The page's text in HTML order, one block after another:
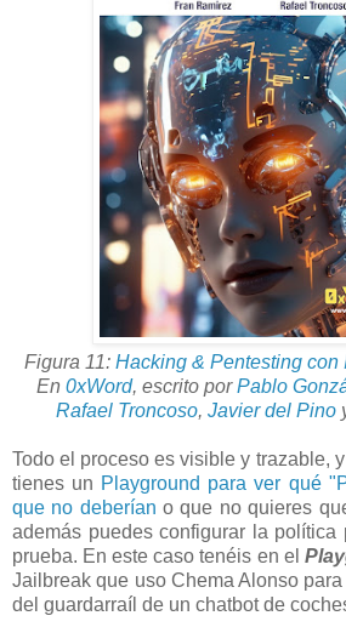
Figura 11: Hacking & Pentesting con
En 0xWord, escrito porPablo
Rafael Troncoso, Javier del Pino
Todo el proceso es visible y trazable,
tienes un Playground para ver qué
que no deberían o que no quieres
además puedes configurar la política
prueba. En este caso tenéis en el
Jailbreak que uso Chema Alonso
del guardarraíl de un chatbot de